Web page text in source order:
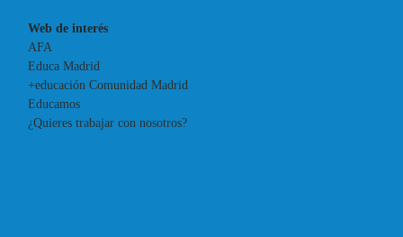
Web de interés
AFA
Educa Madrid
+educación Comunidad Madrid
Educamos
¿Quieres trabajar con nosotros?